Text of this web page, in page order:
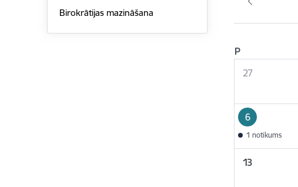
Birokrātijas mazināšana
P
27
6
1 notikums
13